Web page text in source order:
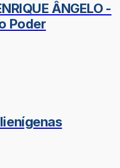
ÂNGELO -
Poder